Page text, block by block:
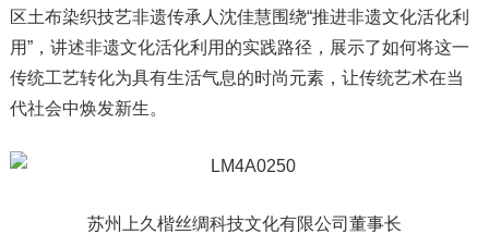
区土布染织技艺非遗传承人沈佳慧围绕“推进非遗文化活化利
用”，讲述非遗文化活化利用的实践路径，展示了如何将这一
传统工艺转化为具有生活气息的时尚元素，让传统艺术在当
代社会中焕发新生。
苏州上久楷丝绸科技文化有限公司董事长